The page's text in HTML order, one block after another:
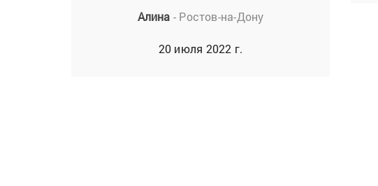
Алина - Ростов-на-Дону
20 июля 2022 г.